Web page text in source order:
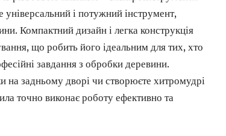
і потужний інструмент,
Компактний дизайн і легка конструкція
що робить його ідеальним для тих, хто
завдання з обробки деревини.
на задньому дворі чи створюєте хитромудрі
точно виконає роботу ефективно та